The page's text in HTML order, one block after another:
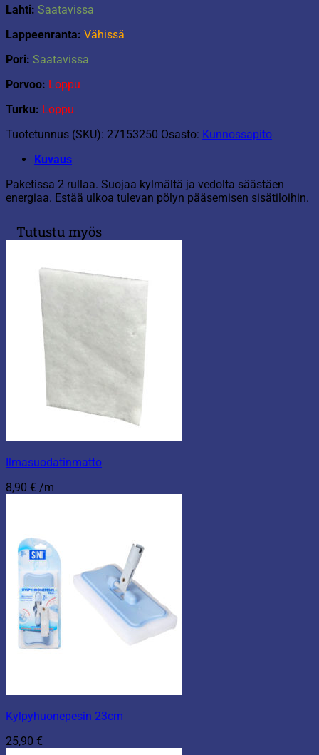
Lahti: Saatavissa
Lappeenranta: Vähissä
Pori: Saatavissa
Porvoo: Loppu
Turku: Loppu
Tuotetunnus (SKU): 27153250 Osasto: Kunnossapito
Kuvaus
Paketissa 2 rullaa. Suojaa kylmältä ja vedolta säästäen
energiaa. Estää ulkoa tulevan pölyn pääsemisen sisätiloihin.
Tutustu myös
Ilmasuodatinmatto
8,90 € /m
Kylpyhuonepesin 23cm
25,90 €